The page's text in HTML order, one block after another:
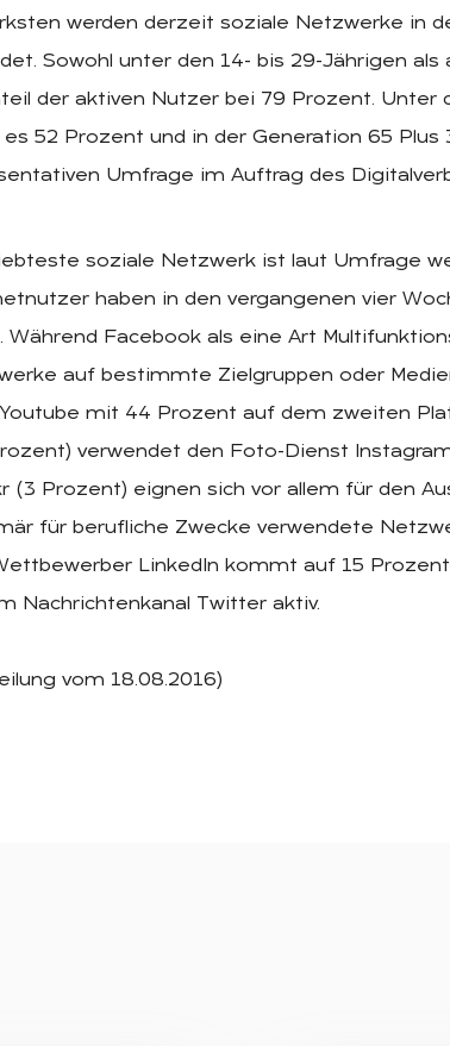
werden derzeit soziale Netzwerke in
Sowohl unter den 14- bis 29-Jährigen als
der aktiven Nutzer bei 79 Prozent. Unter
52 Prozent und in der Generation 65 Plus
Umfrage im Auftrag des
soziale Netzwerk ist laut Umfrage
haben in den vergangenen vier
Facebook als eine Art
auf bestimmte Zielgruppen oder
mit 44 Prozent auf dem zweiten
verwendet den Foto-Dienst
(3 Prozent) eignen sich vor allem für den
für berufliche Zwecke verwendete
LinkedIn kommt auf 15
Nachrichtenkanal Twitter aktiv.
vom 18.08.2016)